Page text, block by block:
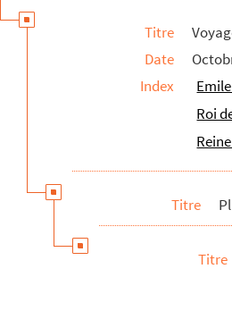
Titre
Date
Index
Roi
Titre
Titre